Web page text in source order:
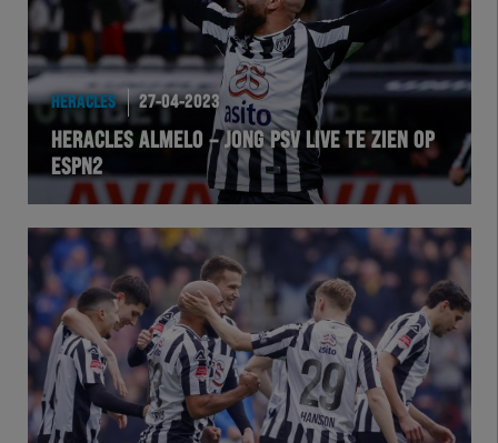
HERACLES 27-04-2023
HERACLES ALMELO – JONG PSV LIVE TE ZIEN OP
ESPN2